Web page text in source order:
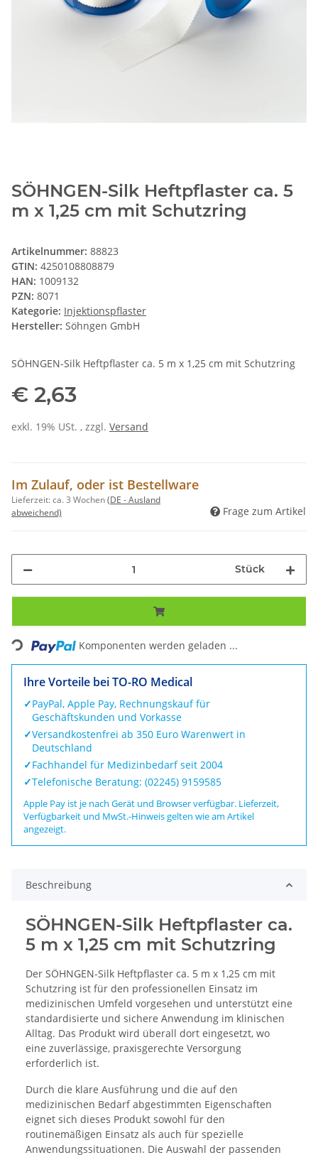
SÖHNGEN-Silk Heftpflaster ca. 5
m x 1,25 cm mit Schutzring
Artikelnummer: 88823
GTIN: 4250108808879
HAN: 1009132
PZN: 8071
Kategorie: Injektionspflaster
Hersteller: Söhngen GmbH
SÖHNGEN-Silk Heftpflaster ca. 5 m x 1,25 cm mit Schutzring
€ 2,63
exkl. 19% USt. , zzgl. Versand
Im Zulauf, oder ist Bestellware
Lieferzeit:ca. 3 Wochen(DE - Ausland
abweichend)
Frage zum Artikel
Stück
Loading... Komponenten werden geladen ...
Ihre Vorteile bei TO-RO Medical
✓PayPal, Apple Pay, Rechnungskauf für
Geschäftskunden und Vorkasse
✓Versandkostenfrei ab 350 Euro Warenwert in
Deutschland
✓Fachhandel für Medizinbedarf seit 2004
✓Telefonische Beratung: (02245) 9159585
Apple Pay ist je nach Gerät und Browser verfügbar. Lieferzeit,
Verfügbarkeit und MwSt.-Hinweis gelten wie am Artikel
angezeigt.
Beschreibung
SÖHNGEN-Silk Heftpflaster ca.
5 m x 1,25 cm mit Schutzring
Der SÖHNGEN-Silk Heftpflaster ca. 5 m x 1,25 cm mit
Schutzring ist für den professionellen Einsatz im
medizinischen Umfeld vorgesehen und unterstützt eine
standardisierte und sichere Anwendung im klinischen
Alltag. Das Produkt wird überall dort eingesetzt, wo
eine zuverlässige, praxisgerechte Versorgung
erforderlich ist.
Durch die klare Ausführung und die auf den
medizinischen Bedarf abgestimmten Eigenschaften
eignet sich dieses Produkt sowohl für den
routinemäßigen Einsatz als auch für spezielle
Anwendungssituationen. Die Auswahl der passenden